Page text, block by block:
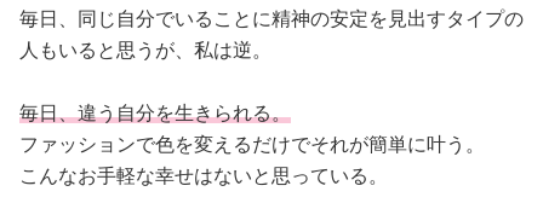
毎日、同じ自分でいることに精神の安定を見出すタイプの
人もいると思うが、私は逆。
毎日、違う自分を生きられる。
ファッションで色を変えるだけでそれが簡単に叶う。
こんなお手軽な幸せはないと思っている。